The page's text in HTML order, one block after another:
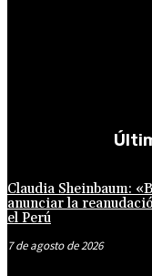
Claudia Sheinbaum:
anunciar la
el Perú
7 de agosto de 2026